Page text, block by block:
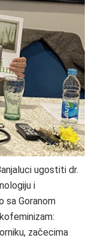
ugostiti dr.
i
sa Goranom
začecima